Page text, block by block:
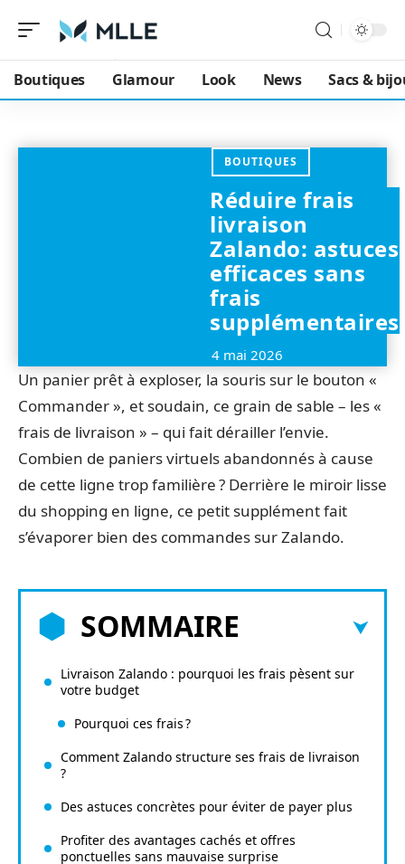
Boutiques Glamour Look News Sacs &
BOUTIQUES
Réduire frais
livraison
Zalando: astuces
efficaces sans
frais
supplémentaires
4 mai 2026
Un panier prêt à exploser, la souris sur le bouton «
Commander », et soudain, ce grain de sable – les «
frais de livraison » – qui fait dérailler l’envie.
Combien de paniers virtuels abandonnés à cause
de cette ligne trop familière ? Derrière le miroir lisse
du shopping en ligne, ce petit supplément fait
s’évaporer bien des commandes sur Zalando.
SOMMAIRE
Livraison Zalando : pourquoi les frais pèsent sur
votre budget
Pourquoi ces frais ?
Comment Zalando structure ses frais de livraison
?
Des astuces concrètes pour éviter de payer plus
Profiter des avantages cachés et offres
ponctuelles sans mauvaise surprise